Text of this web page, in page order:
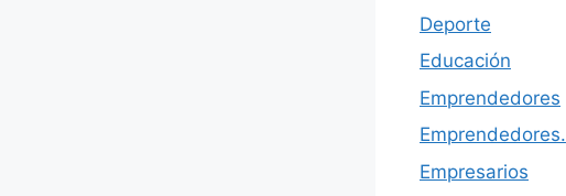
Deporte
Educación
Emprendedores
Emprendedores.
Empresarios